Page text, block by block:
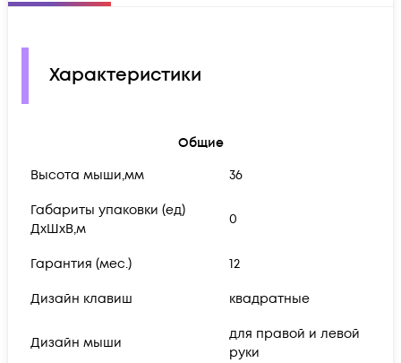
Характеристики
Общие
Высота мыши,мм
36
Габариты упаковки (ед)
ДхШхВ,м
0
Гарантия (мес.) 12
Дизайн клавиш квадратные
Дизайн мыши
для правой и левой
руки